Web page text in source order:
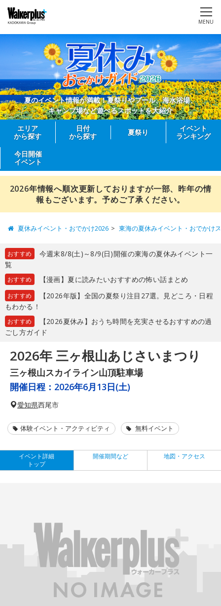
MENU
夏のイベント情報が満載！夏祭りやプール、海水浴場、
キャンプ場など遊べるスポットを大紹介
エリア
から探す
日付
から探す
夏祭り
イベント
ランキング
今日開催
イベント
2026年情報へ順次更新しておりますが一部、昨年の情
報もございます。予めご了承ください。
夏休みイベント・おでかけ2026 東海の夏休みイベント・おでかけ
おすすめ
今週末8/8(土)～8/9(日)開催の東海の夏休みイベント一
覧
おすすめ 【漫画】夏に読みたいおすすめの怖い話まとめ
おすすめ
【2026年版】全国の夏祭り注目27選。見どころ・日程
もわかる！
おすすめ
【2026夏休み】おうち時間を充実させるおすすめの過
ごし方ガイド
2026年 三ヶ根山あじさいまつり
三ヶ根山スカイライン山頂駐車場
開催日程： 2026年6月13日(土)
愛知県西尾市
体験イベント・アクティビティ 無料イベント
イベント詳細
トップ
開催期間など 地図・アクセス